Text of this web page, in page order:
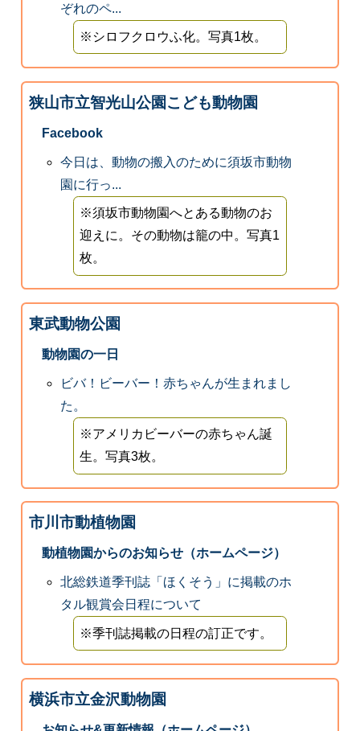
ぞれのペ...
※シロフクロウふ化。写真1枚。
狭山市立智光山公園こども動物園
Facebook
今日は、動物の搬入のために須坂市動物
園に行っ...
※須坂市動物園へとある動物のお
迎えに。その動物は籠の中。写真1
枚。
東武動物公園
動物園の一日
ビバ！ビーバー！赤ちゃんが生まれまし
た。
※アメリカビーバーの赤ちゃん誕
生。写真3枚。
市川市動植物園
動植物園からのお知らせ（ホームページ）
北総鉄道季刊誌「ほくそう」に掲載のホ
タル観賞会日程について
※季刊誌掲載の日程の訂正です。
横浜市立金沢動物園